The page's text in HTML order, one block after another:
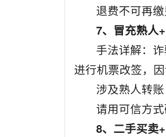
退费不可再
7、冒充熟人
手法详解：
进行机票改签，
涉及熟人转账
请用可信方
8、二手买卖